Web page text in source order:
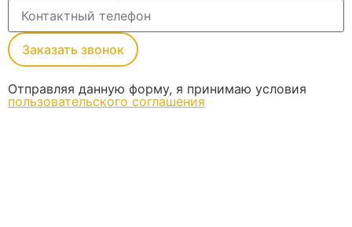
Заказать звонок
Отправляя данную форму, я принимаю условия
пользовательского соглашения